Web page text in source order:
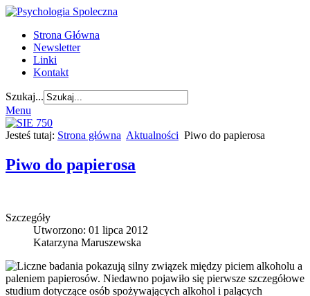
Strona Główna
Newsletter
Linki
Kontakt
Szukaj...
Menu
Jesteś tutaj: Strona główna Aktualności Piwo do papierosa
Piwo do papierosa
Szczegóły
Utworzono: 01 lipca 2012
Katarzyna Maruszewska
Liczne badania pokazują silny związek między piciem alkoholu a
paleniem papierosów. Niedawno pojawiło się pierwsze szczegółowe
studium dotyczące osób spożywających alkohol i palących